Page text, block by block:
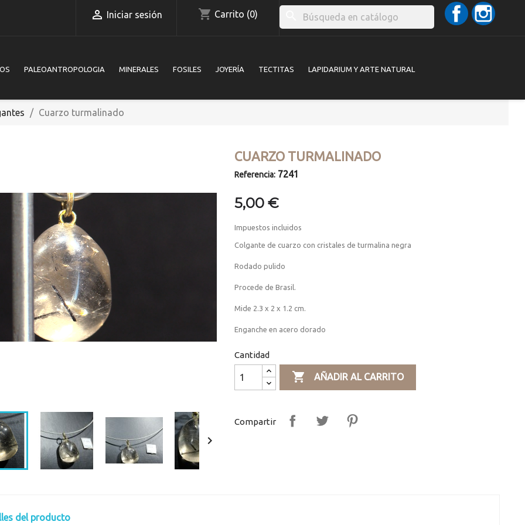
 Iniciar sesión shopping_cart Carrito (0)
Facebook
PALEOANTROPOLOGIA MINERALES FOSILES JOYERÍA TECTITAS LAPIDARIUM Y ARTE NATURAL
Cuarzo turmalinado

CUARZO TURMALINADO
Referencia: 7241
5,00 €
Impuestos incluidos
Colgante de cuarzo con cristales de turmalina negra
Rodado pulido
Procede de Brasil.
Mide 2.3 x 2 x 1.2 cm.
Enganche en acero dorado
Cantidad
 AÑADIR AL CARRITO
Compartir
del producto